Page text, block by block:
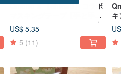
Qmono x 【eh!cat!】コラボ
マスキングテープ【手と手と
手 (QMT-EH03)】*縁飾り
US$ 5.35
5 (11)